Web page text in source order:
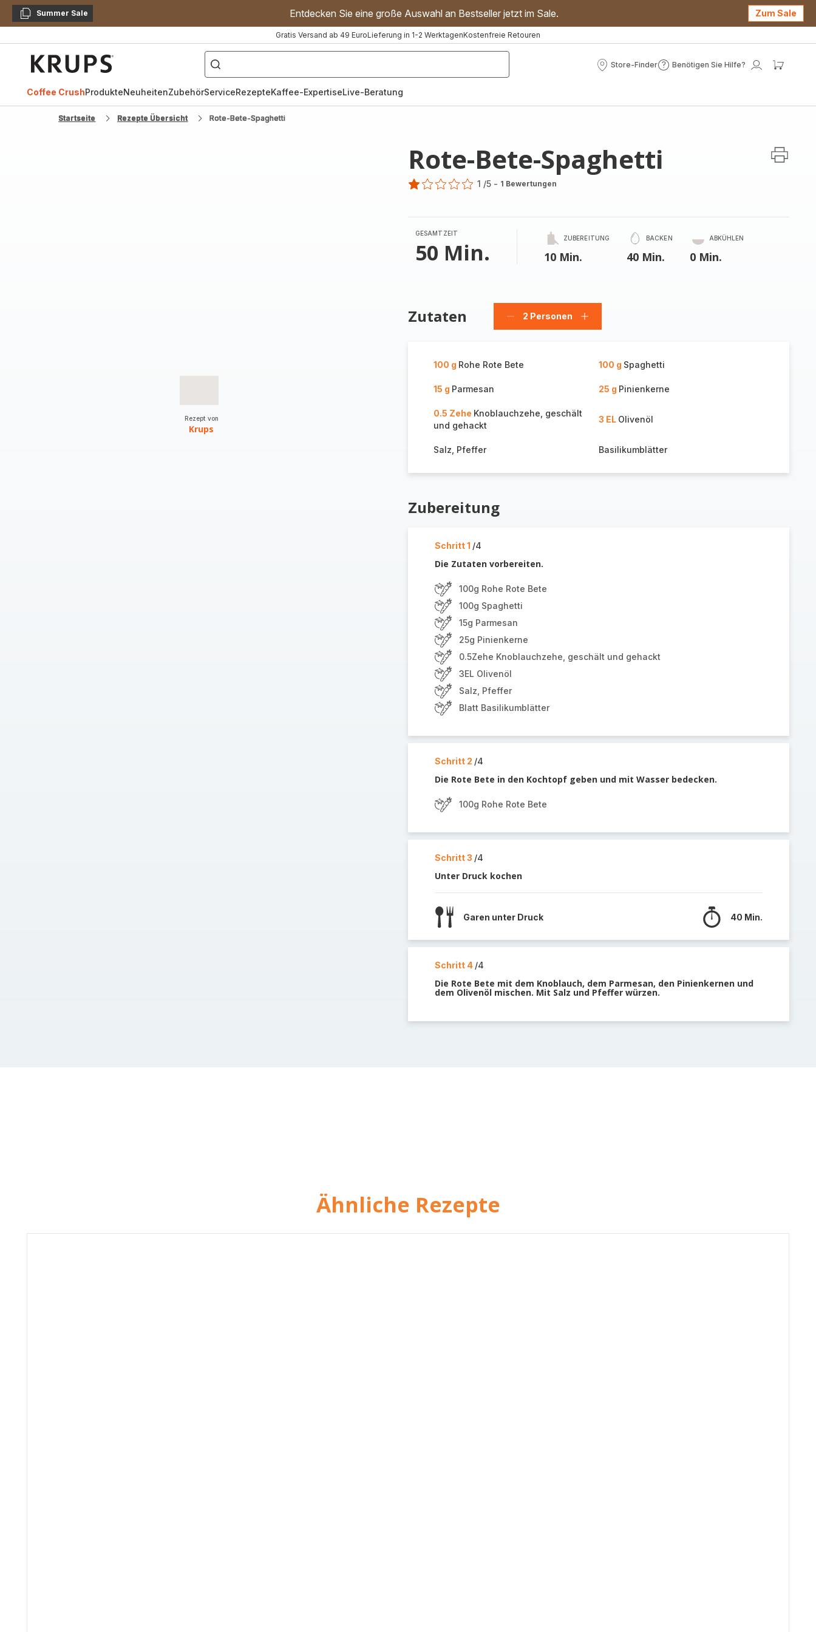
KopierenSummer Sale Entdecken Sie eine große Auswahl an Bestseller jetzt im Sale. Zum Sale
Gratis Versand ab 49 EuroLieferung in 1-2 WerktagenKostenfreie Retouren
["Kaffeevollautomat","Handmixer","Waffeleisen"]
Store-Finder
Store-
Benötigen Sie Hilfe?
Benötigen
Mein
Coffee CrushProdukteNeuheitenZubehörServiceRezepteKaffee-ExpertiseLive-Beratung
Startseite Rezepte Übersicht Rote-Bete-Spaghetti
Rezept von
Krups
Rote-Bete-Spaghetti
1
Stern
(Durchschnitt)
1 /5 - 1 Bewertungen
GESAMTZEIT
50 Min.
ZUBEREITUNG
10 Min.
BACKEN
40 Min.
ABKÜHLEN
0 Min.
Zutaten
Personen
2 Personen
Personen
100 g Rohe Rote Bete 100 g Spaghetti
15 g Parmesan 25 g Pinienkerne
0.5 Zehe Knoblauchzehe, geschält
und gehackt
3 EL Olivenöl
Salz, Pfeffer Basilikumblätter
Zubereitung
Schritt 1 /4
Die Zutaten vorbereiten.
100g Rohe Rote Bete
100g Spaghetti
15g Parmesan
25g Pinienkerne
0.5Zehe Knoblauchzehe, geschält und gehackt
3EL Olivenöl
Salz, Pfeffer
Blatt Basilikumblätter
Schritt 2 /4
Die Rote Bete in den Kochtopf geben und mit Wasser bedecken.
100g Rohe Rote Bete
Schritt 3 /4
Unter Druck kochen
Garen unter Druck 40 Min.
Schritt 4 /4
Die Rote Bete mit dem Knoblauch, dem Parmesan, den Pinienkernen und
dem Olivenöl mischen. Mit Salz und Pfeffer würzen.
Ähnliche Rezepte